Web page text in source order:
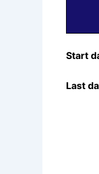
Start
Last